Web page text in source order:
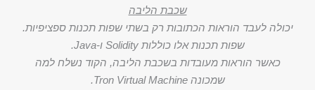
שכבת הליבה
יכולה לעבד הוראות הכתובות רק בשתי שפות תכנות ספציפיות.
שפות תכנות אלו כוללות Solidity ו-Java.
כאשר הוראות מעובדות בשכבת הליבה, הקוד נשלח למה
שמכונה Tron Virtual Machine.